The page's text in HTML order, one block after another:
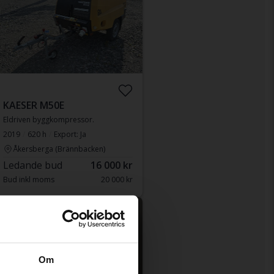
Om
KAESER M50E
Eldriven byggkompressor.
2019
620 h
Export: Ja
Åkersberga (Brännbacken)
Ledande bud 16 000 kr
Bud inkl moms 20 000 kr